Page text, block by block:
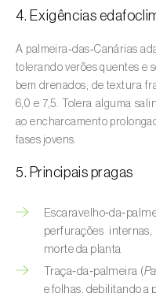
Azinheira (
rotundifolia)
Banana (Musa spp.
Begónia (
Begonia spp.
)
Beringela (
4. Exigências
A palmeira‑das‑Canárias
tolerando verões quentes e
bem drenados, de textura
6,0 e 7,5. Tolera alguma
ao encharcamento
fases jovens.
5. Principais pragas
perfurações
morte da planta
Traça‑da‑palmeira (
e folhas, debilitando a